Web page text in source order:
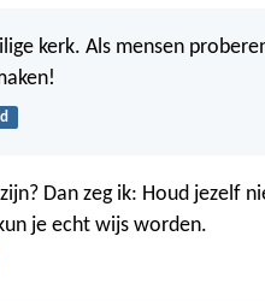
kerk. Als mensen
Dan zeg ik: Houd jezelf
je echt wijs worden.